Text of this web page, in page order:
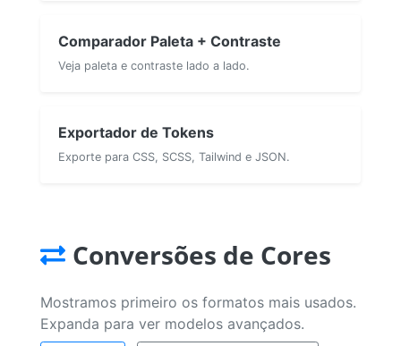
Comparador Paleta + Contraste
Veja paleta e contraste lado a lado.
Exportador de Tokens
Exporte para CSS, SCSS, Tailwind e JSON.
Conversões de Cores
Mostramos primeiro os formatos mais usados.
Expanda para ver modelos avançados.